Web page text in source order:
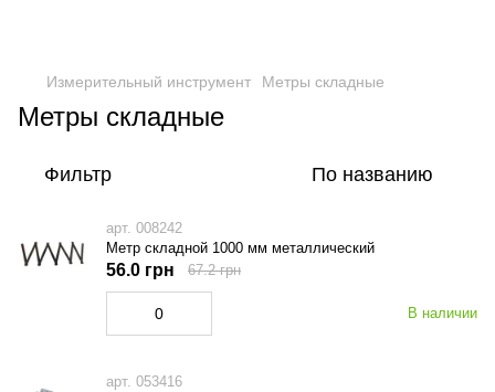
Измерительный инструмент Метры складные
Метры складные
Фильтр По названию
арт. 008242
Метр складной 1000 мм металлический
В наличии
56.0 грн 67.2 грн
арт. 053416